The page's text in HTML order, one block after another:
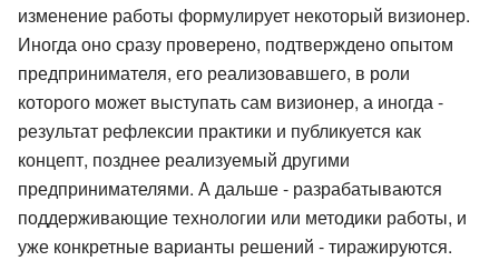
изменение работы формулирует некоторый визионер.
Иногда оно сразу проверено, подтверждено опытом
предпринимателя, его реализовавшего, в роли
которого может выступать сам визионер, а иногда -
результат рефлексии практики и публикуется как
концепт, позднее реализуемый другими
предпринимателями. А дальше - разрабатываются
поддерживающие технологии или методики работы, и
уже конкретные варианты решений - тиражируются.